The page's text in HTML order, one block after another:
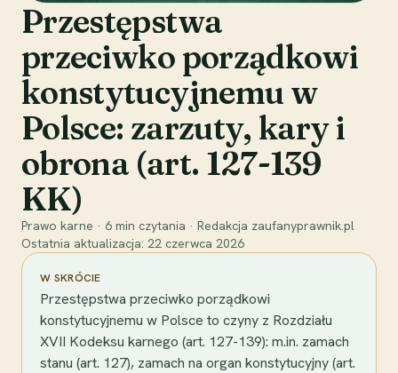
Przestępstwa
przeciwko porządkowi
konstytucyjnemu w
Polsce: zarzuty, kary i
obrona (art. 127-139
KK)
Prawo karne · 6 min czytania · Redakcja zaufanyprawnik.pl
Ostatnia aktualizacja: 22 czerwca 2026
W SKRÓCIE
Przestępstwa przeciwko porządkowi
konstytucyjnemu w Polsce to czyny z Rozdziału
XVII Kodeksu karnego (art. 127-139): m.in. zamach
stanu (art. 127), zamach na organ konstytucyjny (art.